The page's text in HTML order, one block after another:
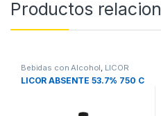
Productos
Bebidas con Alcohol, LICOR
LICOR ABSENTE 53.7% 750 C